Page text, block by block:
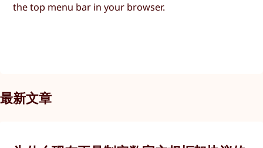
the top menu bar in your browser.
最新文章